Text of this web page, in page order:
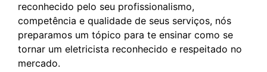
reconhecido pelo seu profissionalismo,
competência e qualidade de seus serviços, nós
preparamos um tópico para te ensinar como se
tornar um eletricista reconhecido e respeitado no
mercado.